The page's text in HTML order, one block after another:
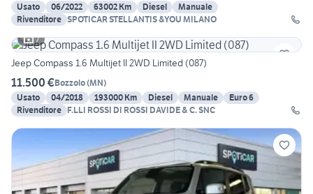
Usato
06/2022 63002 Km Diesel
Manuale
Rivenditore SPOTICAR STELLANTIS &YOU MILANO
7
Jeep Compass 1.6 Multijet II 2WD Limited (087)
11.500 €Bozzolo(MN)
Usato
04/2018 193000 Km Diesel Manuale
Euro 6
Rivenditore F.LLI ROSSI DI ROSSI DAVIDE & C. SNC